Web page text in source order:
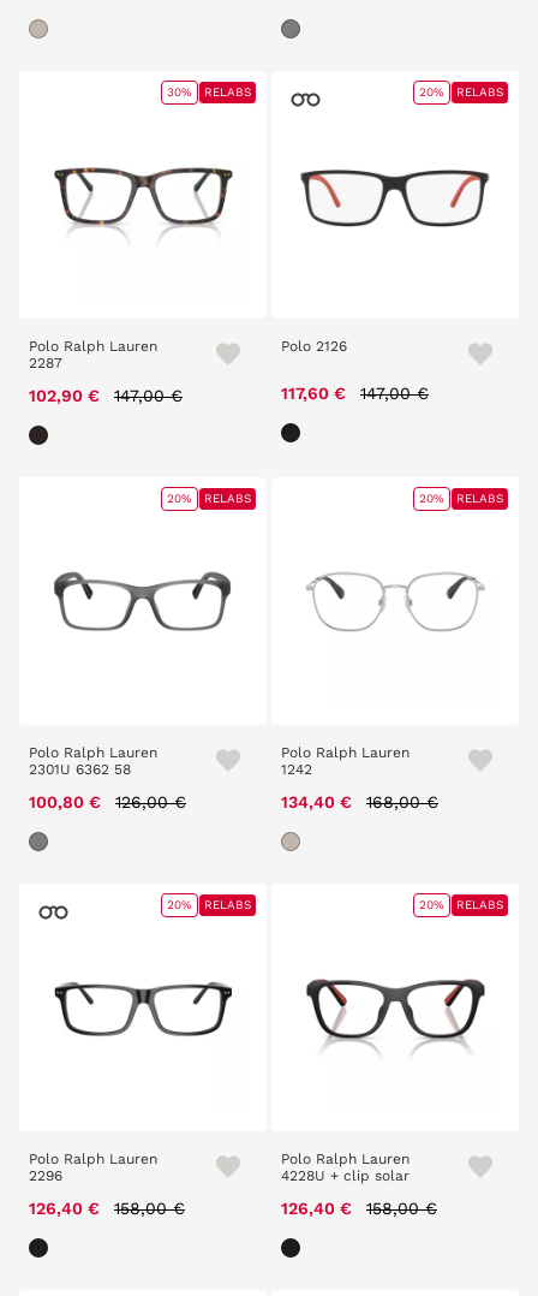
Polo Ralph Lauren
2287
102,90 € Price reduced from
147,00 €
30% RELABS
Polo 2126
117,60 € Price reduced from
147,00 €
20% RELABS
Polo Ralph Lauren
2301U 6362 58
100,80 € Price reduced from
126,00 €
20% RELABS
Polo Ralph Lauren
1242
134,40 € Price reduced from
168,00 €
20% RELABS
Polo Ralph Lauren
2296
126,40 € Price reduced from
158,00 €
20% RELABS
Polo Ralph Lauren
4228U + clip solar
126,40 € Price reduced from
158,00 €
20% RELABS